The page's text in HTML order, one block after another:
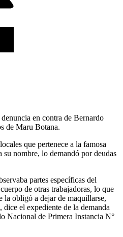
en contra de Bernardo
de Maru Botana.
que pertenece a la famosa
su nombre, lo demandó por deudas
partes específicas del
de otras trabajadoras, lo que
la obligó a dejar de maquillarse,
el expediente de la demanda
Nacional de Primera Instancia N°